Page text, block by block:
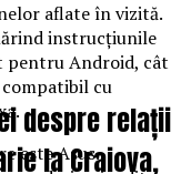
aflate în vizită.
instrucţiunile
pentru Android, cât
cu
este Asus.
despre relații
la Craiova,